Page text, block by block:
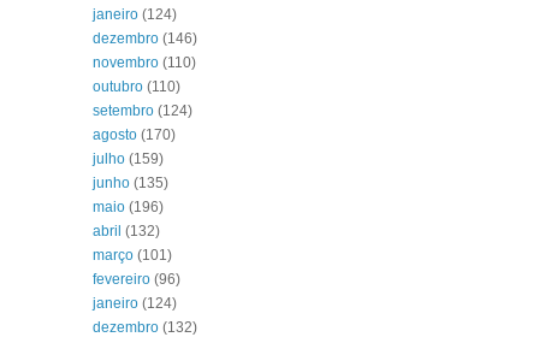
janeiro (124)
dezembro (146)
novembro (110)
outubro (110)
setembro (124)
agosto (170)
julho (159)
junho (135)
maio (196)
abril (132)
março (101)
fevereiro (96)
janeiro (124)
dezembro (132)